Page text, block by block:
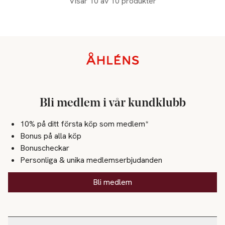
Bli medlem i vår kundklubb
10% på ditt första köp som medlem*
Bonus på alla köp
Bonuscheckar
Personliga & unika medlemserbjudanden
Bli medlem